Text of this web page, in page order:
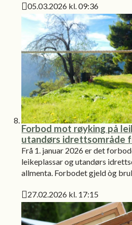
Publisert
05.03.2026 kl. 09:36
Forbod mot røyking på
utandørs idrettsområde
Frå 1. januar 2026 er det
leikeplassar og utandørs
allmenta. Forbodet gjeld òg
Publisert
27.02.2026 kl. 17:15